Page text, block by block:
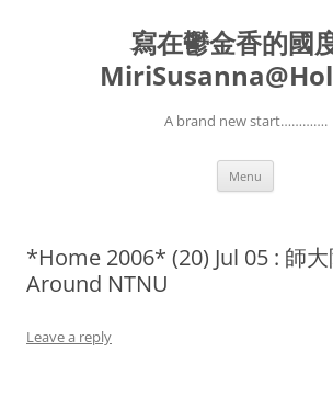
寫在鬱金香的國
A brand new start………….
Menu
*Home 2006* (20) Jul 05 : 師
Around NTNU
Leave a reply